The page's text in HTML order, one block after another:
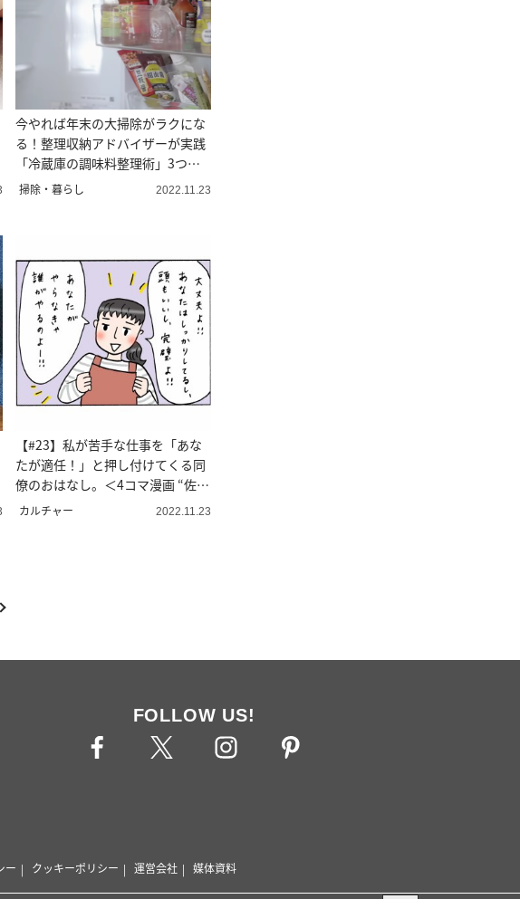
今やれば年末の大掃除がラクにな
る！整理収納アドバイザーが実践
「冷蔵庫の調味料整理術」3つの
ステップ
掃除・暮らし 2022.11.23
【#23】私が苦手な仕事を「あな
たが適任！」と押し付けてくる同
僚のおはなし。＜4コマ漫画 “佐藤
くみ子”の日常＞
カルチャー 2022.11.23
FOLLOW US!
ー クッキーポリシー 運営会社 媒体資料